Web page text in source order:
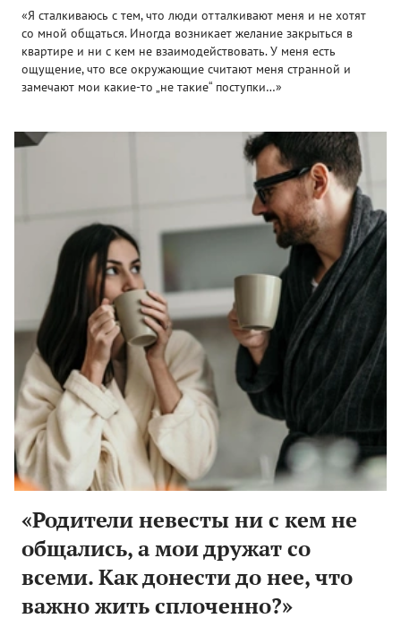
«Я сталкиваюсь с тем, что люди отталкивают меня и не хотят
со мной общаться. Иногда возникает желание закрыться в
квартире и ни с кем не взаимодействовать. У меня есть
ощущение, что все окружающие считают меня странной и
замечают мои какие-то „не такие“ поступки…»
«Родители невесты ни с кем не
общались, а мои дружат со
всеми. Как донести до нее, что
важно жить сплоченно?»